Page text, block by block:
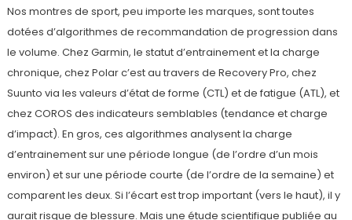
Nos montres de sport, peu importe les marques, sont toutes
dotées d’algorithmes de recommandation de progression dans
le volume. Chez Garmin, le statut d’entrainement et la charge
chronique, chez Polar c’est au travers de Recovery Pro, chez
Suunto via les valeurs d’état de forme (CTL) et de fatigue (ATL), et
chez COROS des indicateurs semblables (tendance et charge
d’impact). En gros, ces algorithmes analysent la charge
d’entrainement sur une période longue (de l’ordre d’un mois
environ) et sur une période courte (de l’ordre de la semaine) et
comparent les deux. Si l’écart est trop important (vers le haut), il y
aurait risque de blessure. Mais une étude scientifique publiée au